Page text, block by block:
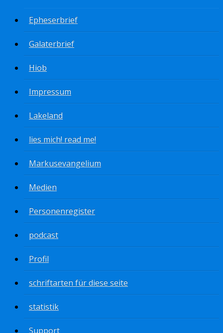
Epheserbrief
Galaterbrief
Hiob
Impressum
Lakeland
lies mich! read me!
Markusevangelium
Medien
Personenregister
podcast
Profil
schriftarten für diese seite
statistik
Support